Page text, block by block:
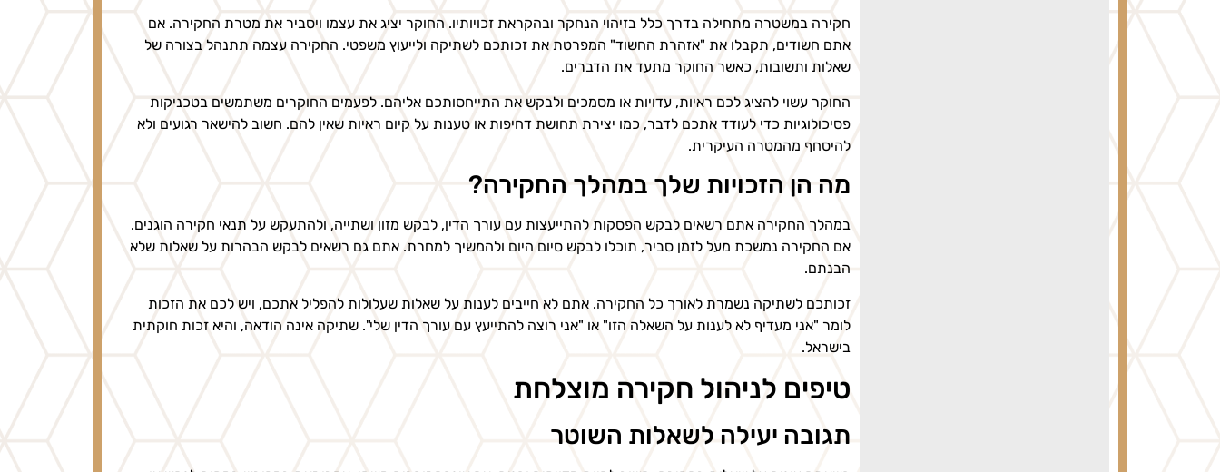
חקירה במשטרה מתחילה בדרך כלל בזיהוי הנחקר ובהקראת זכויותיו. החוקר יציג את עצמו ויסביר את מטרת החקירה. אם
אתם חשודים, תקבלו את "אזהרת החשוד" המפרטת את זכותכם לשתיקה ולייעוץ משפטי. החקירה עצמה תתנהל בצורה של
שאלות ותשובות, כאשר החוקר מתעד את הדברים.
החוקר עשוי להציג לכם ראיות, עדויות או מסמכים ולבקש את התייחסותכם אליהם. לפעמים החוקרים משתמשים בטכניקות
פסיכולוגיות כדי לעודד אתכם לדבר, כמו יצירת תחושת דחיפות או טענות על קיום ראיות שאין להם. חשוב להישאר רגועים ולא
להיסחף מהמטרה העיקרית.
מה הן הזכויות שלך במהלך החקירה?
במהלך החקירה אתם רשאים לבקש הפסקות להתייעצות עם עורך הדין, לבקש מזון ושתייה, ולהתעקש על תנאי חקירה הוגנים.
אם החקירה נמשכת מעל לזמן סביר, תוכלו לבקש סיום היום ולהמשיך למחרת. אתם גם רשאים לבקש הבהרות על שאלות שלא
הבנתם.
זכותכם לשתיקה נשמרת לאורך כל החקירה. אתם לא חייבים לענות על שאלות שעלולות להפליל אתכם, ויש לכם את הזכות
לומר "אני מעדיף לא לענות על השאלה הזו" או "אני רוצה להתייעץ עם עורך הדין שלי". שתיקה אינה הודאה, והיא זכות חוקתית
בישראל.
טיפים לניהול חקירה מוצלחת
תגובה יעילה לשאלות השוטר